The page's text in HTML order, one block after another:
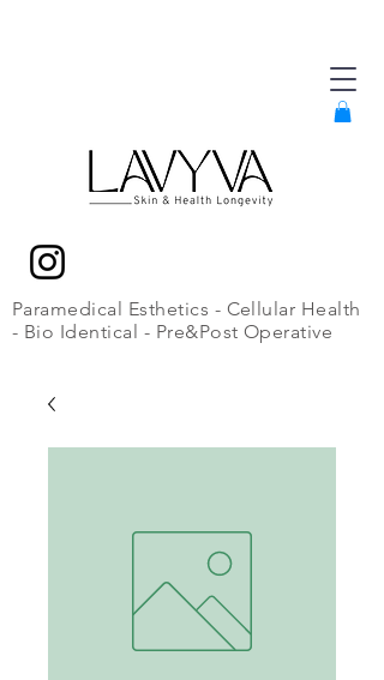
Paramedical Esthetics - Cellular Health
- Bio Identical - Pre&Post Operative